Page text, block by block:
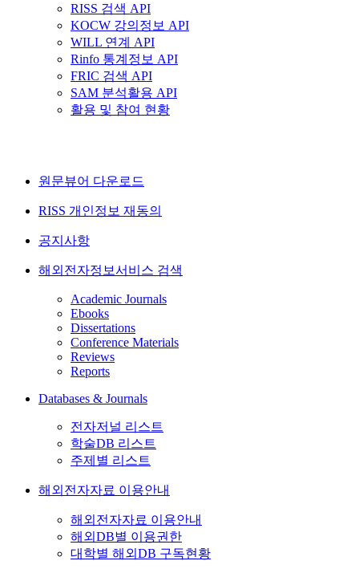
RISS 검색 API
KOCW 강의정보 API
WILL 연계 API
Rinfo 통계정보 API
FRIC 검색 API
SAM 분석활용 API
활용 및 참여 현황
원문뷰어 다운로드
RISS 개인정보 재동의
공지사항
해외전자정보서비스 검색
Academic Journals
Ebooks
Dissertations
Conference Materials
Reviews
Reports
Databases & Journals
전자저널 리스트
학술DB 리스트
주제별 리스트
해외전자자료 이용안내
해외전자자료 이용안내
해외DB별 이용권한
대학별 해외DB 구독현황